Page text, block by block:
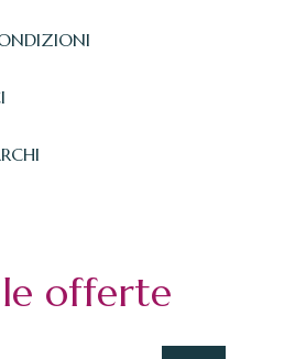
le offerte